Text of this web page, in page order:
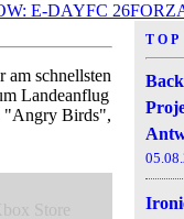
E-DAYFC 26
am schnellsten
Landeanflug
"Angry Birds",
Store
TOP